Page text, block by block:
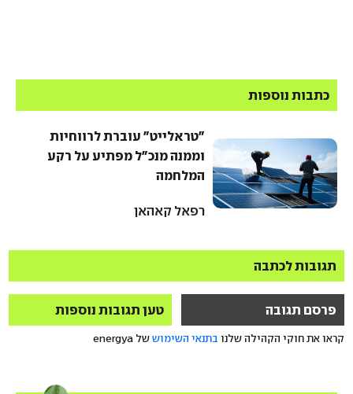
כתבות נוספות
"טראלייט" עוברת לרווחיות
וממנה מנכ"ל מפתיע על רקע
המלחמה
רפאל קאהאן
תגובות לכתבה
פרסם תגובה טען תגובות נוספות
קראו את חוקי הקהילה שלנו בתנאי השימוששל energya